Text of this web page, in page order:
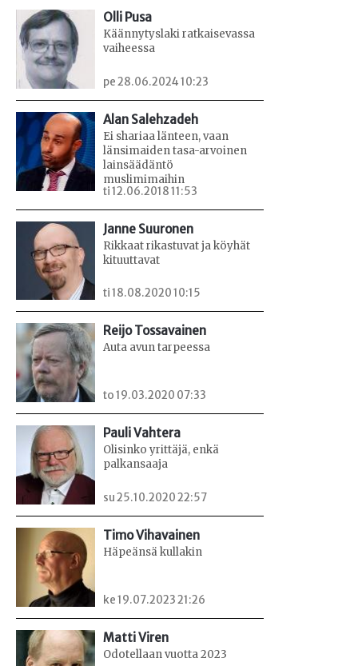
Olli Pusa
Käännytyslaki ratkaisevassa
vaiheessa
pe 28.06.2024 10:23
Alan Salehzadeh
Ei shariaa länteen, vaan
länsimaiden tasa-arvoinen
lainsäädäntö
muslimimaihin
ti 12.06.2018 11:53
Janne Suuronen
Rikkaat rikastuvat ja köyhät
kituuttavat
ti 18.08.2020 10:15
Reijo Tossavainen
Auta avun tarpeessa
to 19.03.2020 07:33
Pauli Vahtera
Olisinko yrittäjä, enkä
palkansaaja
su 25.10.2020 22:57
Timo Vihavainen
Häpeänsä kullakin
ke 19.07.2023 21:26
Matti Viren
Odotellaan vuotta 2023